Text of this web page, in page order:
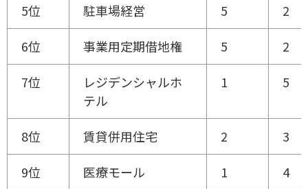
5位
駐車場経営 5
2
6位
事業用定期借地権 5
2
7位
レジデンシャルホ
テル
1 5
8位 賃貸併用住宅 2
3
9位
医療モール 1
4